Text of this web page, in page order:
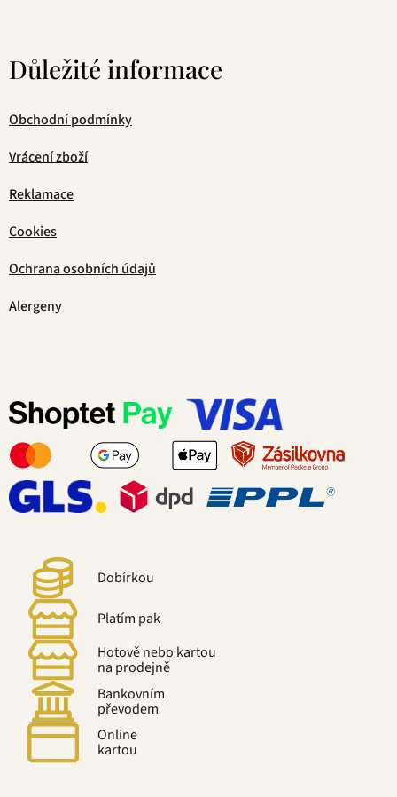
Důležité informace
Obchodní podmínky
Vrácení zboží
Reklamace
Cookies
Ochrana osobních údajů
Alergeny
Dobírkou
Platím pak
Hotově nebo kartou
na prodejně
Bankovním
převodem
Online
kartou